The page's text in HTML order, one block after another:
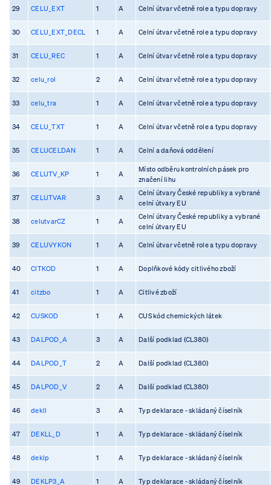
29 CELU_EXT 1 A Celní útvar včetně role a typu dopravy
30 CELU_EXT_DECL 1 A Celní útvar včetně role a typu dopravy
31 CELU_REC 1 A Celní útvar včetně role a typu dopravy
32 celu_rol 2 A Celní útvar včetně role a typu dopravy
33 celu_tra 1 A Celní útvar včetně role a typu dopravy
34 CELU_TXT 1 A Celní útvar včetně role a typu dopravy
35 CELUCELDAN 1 A Celní a daňová oddělení
36 CELUTV_KP 1 A
Místo odběru kontrolních pásek pro
značení lihu
37 CELUTVAR 3 A
Celní útvary České republiky a vybrané
celní útvary EU
38 celutvarCZ 1 A
Celní útvary České republiky a vybrané
celní útvary EU
39 CELUVYKON 1 A Celní útvar včetně role a typu dopravy
40 CITKOD 1 A Doplňkové kódy citlivého zboží
41 citzbo 1 A Citlivé zboží
42 CUSKOD 1 A CUS kód chemických látek
43 DALPOD_A 3 A Další podklad (CL380)
44 DALPOD_T 2 A Další podklad (CL380)
45 DALPOD_V 2 A Další podklad (CL380)
46 dekll 3 A Typ deklarace - skládaný číselník
47 DEKLL_D 1 A Typ deklarace - skládaný číselník
48 deklp 1 A Typ deklarace - skládaný číselník
49 DEKLP3_A 1 A Typ deklarace - skládaný číselník